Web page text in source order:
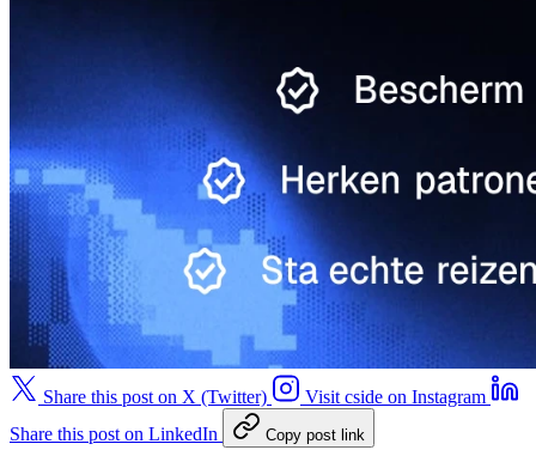
Share this post on X (Twitter)
Visit cside on Instagram
Share this post on LinkedIn
Copy post link